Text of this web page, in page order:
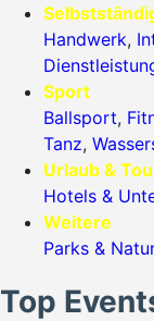
Handwerk,
Sport
Ballsport,
Tanz,
Urlaub &
Hotels &
Weitere
Parks & Natur
Top